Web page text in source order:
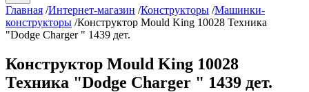
Главная /Интернет-магазин /Конструкторы /Машинки-
конструкторы /Конструктор Mould King 10028 Техника
"Dodge Charger " 1439 дет.
Конструктор Mould King 10028
Техника "Dodge Charger " 1439 дет.